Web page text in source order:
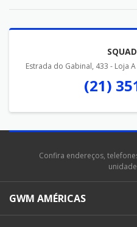
Estrada do Gabinal, 433 - Loja A
(21)
Confira endereços,
GWM AMÉRICAS